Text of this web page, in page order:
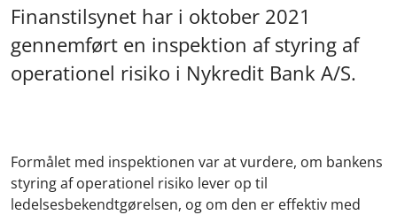
Finanstilsynet har i oktober 2021
gennemført en inspektion af styring af
operationel risiko i Nykredit Bank A/S.
Formålet med inspektionen var at vurdere, om bankens
styring af operationel risiko lever op til
ledelsesbekendtgørelsen, og om den er effektiv med